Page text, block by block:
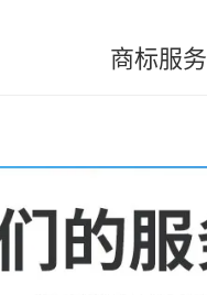
商标服务